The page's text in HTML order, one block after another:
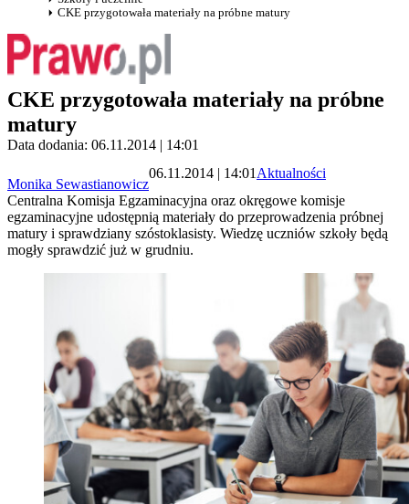
CKE przygotowała materiały na próbne matury
CKE przygotowała materiały na próbne
matury
Data dodania: 06.11.2014 | 14:01
Monika Sewastianowicz
06.11.2014 | 14:01 Aktualności
Centralna Komisja Egzaminacyjna oraz okręgowe komisje
egzaminacyjne udostępnią materiały do przeprowadzenia próbnej
matury i sprawdziany szóstoklasisty. Wiedzę uczniów szkoły będą
mogły sprawdzić już w grudniu.